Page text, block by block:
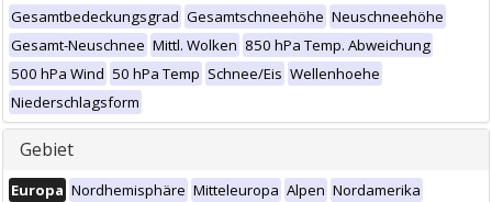
Gesamtbedeckungsgrad Gesamtschneehöhe Neuschneehöhe
Gesamt-Neuschnee Mittl. Wolken 850 hPa Temp. Abweichung
500 hPa Wind 50 hPa Temp Schnee/Eis Wellenhoehe
Niederschlagsform
Gebiet
Europa Nordhemisphäre Mitteleuropa Alpen Nordamerika